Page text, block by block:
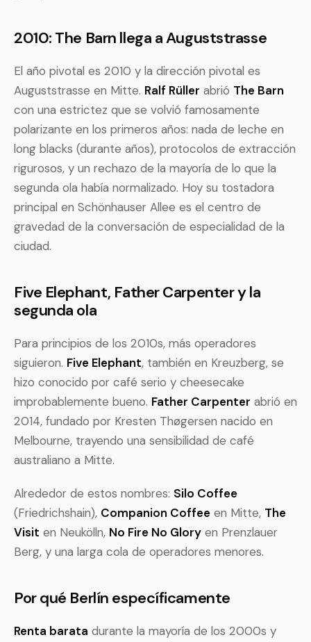
2010: The Barn llega a Auguststrasse
El año pivotal es 2010 y la dirección pivotal es
Auguststrasse en Mitte. Ralf Rüller abrió The Barn
con una estrictez que se volvió famosamente
polarizante en los primeros años: nada de leche en
long blacks (durante años), protocolos de extracción
rigurosos, y un rechazo de la mayoría de lo que la
segunda ola había normalizado. Hoy su tostadora
principal en Schönhauser Allee es el centro de
gravedad de la conversación de especialidad de la
ciudad.
Five Elephant, Father Carpenter y la
segunda ola
Para principios de los 2010s, más operadores
siguieron. Five Elephant, también en Kreuzberg, se
hizo conocido por café serio y cheesecake
improbablemente bueno. Father Carpenter abrió en
2014, fundado por Kresten Thøgersen nacido en
Melbourne, trayendo una sensibilidad de café
australiano a Mitte.
Alrededor de estos nombres: Silo Coffee
(Friedrichshain), Companion Coffee en Mitte, The
Visit en Neukölln, No Fire No Glory en Prenzlauer
Berg, y una larga cola de operadores menores.
Por qué Berlín específicamente
Renta barata durante la mayoría de los 2000s y